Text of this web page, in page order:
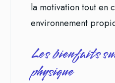
la motivation tout en
environnement
Les bienfaits
physique